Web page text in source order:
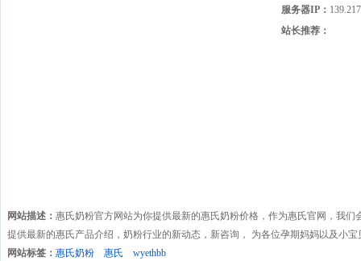
服务器IP：
站长推荐：
网站描述： 惠氏奶粉官方网站为你提供最新的惠氏奶粉价格，作为惠氏官网，我
提供最新的惠氏产品介绍，奶粉行业的新动态，新咨询， 为各位孕期妈妈以及小
网站标签： 惠氏奶粉 惠氏 wyethbb